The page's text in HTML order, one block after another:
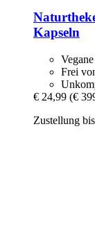
Kapseln
Frei
€ 24,99 (€
Zustellung